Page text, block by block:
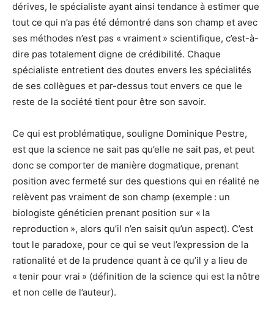
dérives, le spécialiste ayant ainsi tendance à estimer que
tout ce qui n’a pas été démontré dans son champ et avec
ses méthodes n’est pas « vraiment » scientifique, c’est-à-
dire pas totalement digne de crédibilité. Chaque
spécialiste entretient des doutes envers les spécialités
de ses collègues et par-dessus tout envers ce que le
reste de la société tient pour être son savoir.
Ce qui est problématique, souligne Dominique Pestre,
est que la science ne sait pas qu’elle ne sait pas, et peut
donc se comporter de manière dogmatique, prenant
position avec fermeté sur des questions qui en réalité ne
relèvent pas vraiment de son champ (exemple : un
biologiste généticien prenant position sur « la
reproduction », alors qu’il n’en saisit qu’un aspect). C’est
tout le paradoxe, pour ce qui se veut l’expression de la
rationalité et de la prudence quant à ce qu’il y a lieu de
« tenir pour vrai » (définition de la science qui est la nôtre
et non celle de l’auteur).